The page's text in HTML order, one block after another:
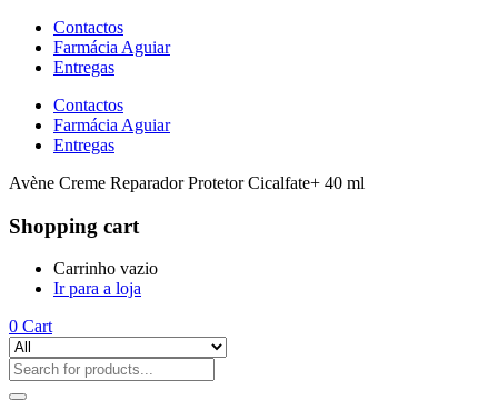
Contactos
Farmácia Aguiar
Entregas
Contactos
Farmácia Aguiar
Entregas
Avène Creme Reparador Protetor Cicalfate+ 40 ml
Shopping cart
Carrinho vazio
Ir para a loja
0 Cart